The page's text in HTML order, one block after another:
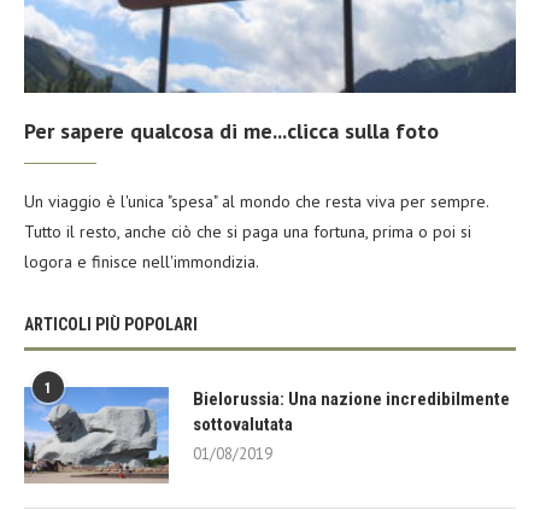
Per sapere qualcosa di me...clicca sulla foto
Un viaggio è l'unica "spesa" al mondo che resta viva per sempre.
Tutto il resto, anche ciò che si paga una fortuna, prima o poi si
logora e finisce nell'immondizia.
ARTICOLI PIÙ POPOLARI
1
Bielorussia: Una nazione incredibilmente
sottovalutata
01/08/2019